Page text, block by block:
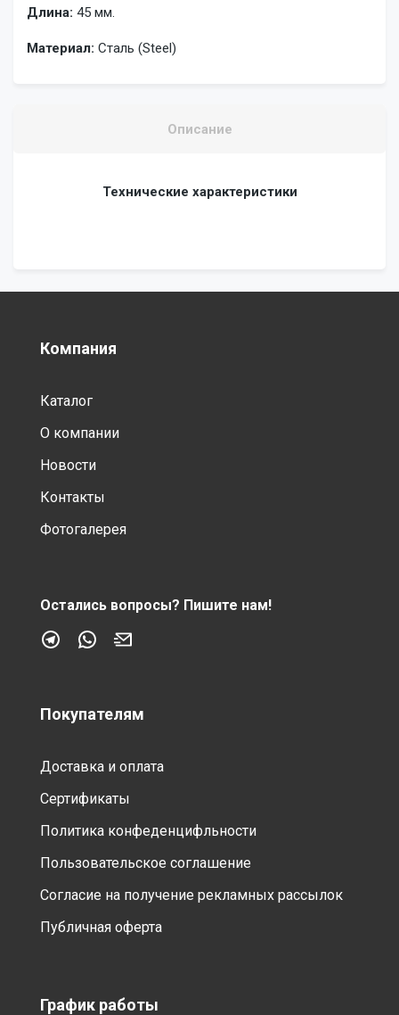
Длина: 45 мм.
Материал: Сталь (Steel)
Описание
Технические характеристики
Компания
Каталог
О компании
Новости
Контакты
Фотогалерея
Остались вопросы? Пишите нам!
Покупателям
Доставка и оплата
Сертификаты
Политика конфеденцифльности
Пользовательское соглашение
Согласие на получение рекламных рассылок
Публичная оферта
График работы